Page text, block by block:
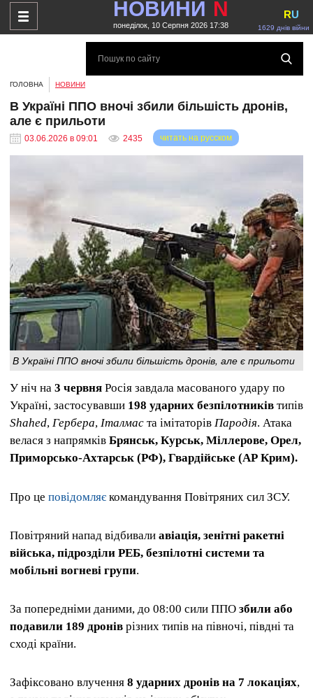
НОВИНИ N
понеділок, 10 Серпня 2026 17:38 1629 днів війни
RU
ГОЛОВНА НОВИНИ
В Україні ППО вночі збили більшість дронів,
але є прильоти
03.06.2026 в 09:01 2435 читать на русском
В Україні ППО вночі збили більшість дронів, але є прильоти
У ніч на 3 червня Росія завдала масованого удару по
Україні, застосувавши 198 ударних безпілотників типів
Shahed, Гербера, Італмас та імітаторів Пародія. Атака
велася з напрямків Брянськ, Курськ, Міллерове, Орел,
Приморсько-Ахтарськ (РФ), Гвардійське (АР Крим).
Про це повідомляє командування Повітряних сил ЗСУ.
Повітряний напад відбивали авіація, зенітні ракетні
війська, підрозділи РЕБ, безпілотні системи та
мобільні вогневі групи.
За попередніми даними, до 08:00 сили ППО збили або
подавили 189 дронів різних типів на півночі, півдні та
сході країни.
Зафіксовано влучення 8 ударних дронів на 7 локаціях,